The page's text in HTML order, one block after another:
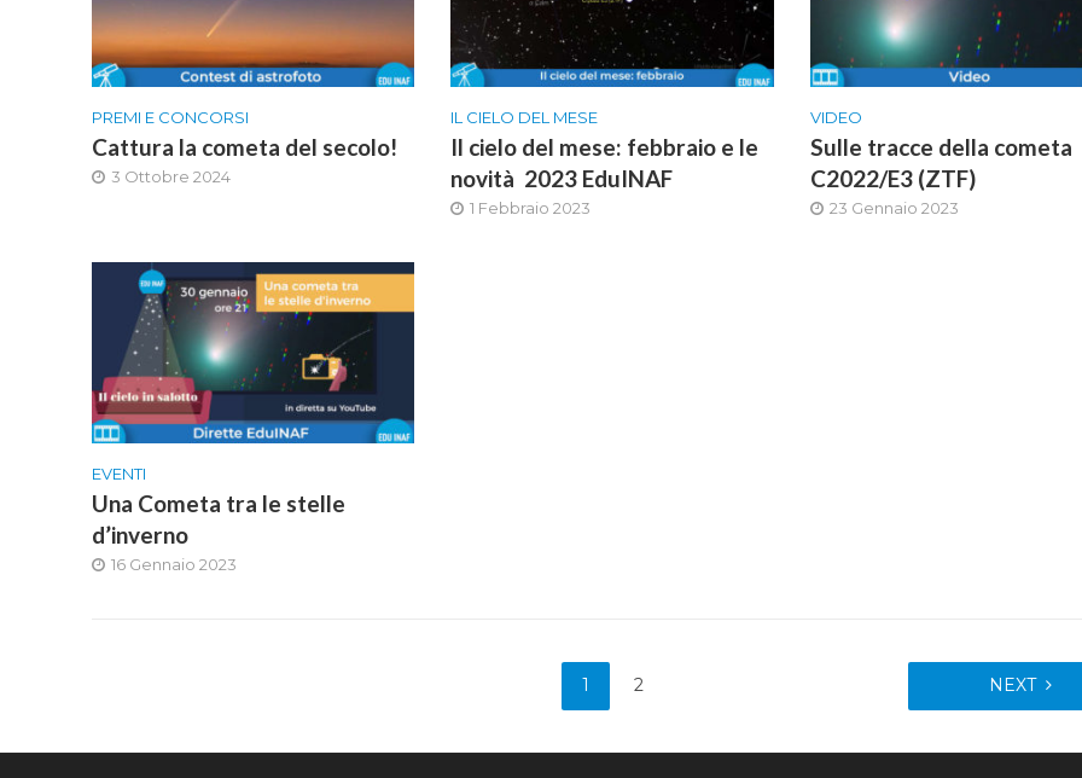
PREMI E CONCORSI
Cattura la cometa del secolo!
3 Ottobre 2024
IL CIELO DEL MESE
Il cielo del mese: febbraio e le
novità 2023 EduINAF
1 Febbraio 2023
VIDEO
Sulle tracce della cometa
C2022/E3 (ZTF)
23 Gennaio 2023
EVENTI
Una Cometa tra le stelle
d’inverno
16 Gennaio 2023
1 2 NEXT